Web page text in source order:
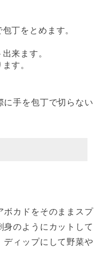
丁をとめます。
来ます。
す。
手を包丁で切らない
ボカドをそのままスプ
のようにカットして
ディップにして野菜や